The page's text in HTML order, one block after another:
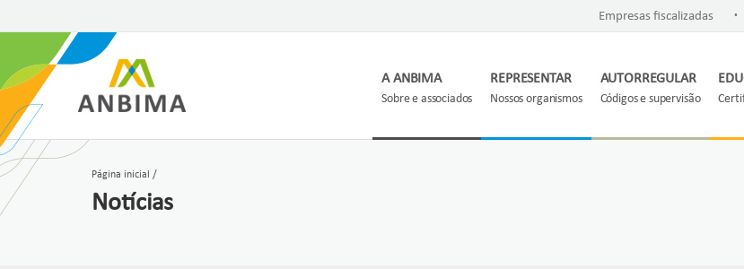
Empresas fiscalizadas .
A ANBIMA
Sobre e associados
REPRESENTAR
Nossos organismos
AUTORREGULAR
Códigos e supervisão
Página inicial
Notícias